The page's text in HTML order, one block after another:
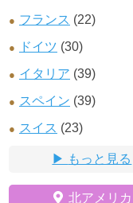
フランス (22)
ドイツ (30)
イタリア (39)
スペイン (39)
スイス (23)
もっと見る
北アメリカ